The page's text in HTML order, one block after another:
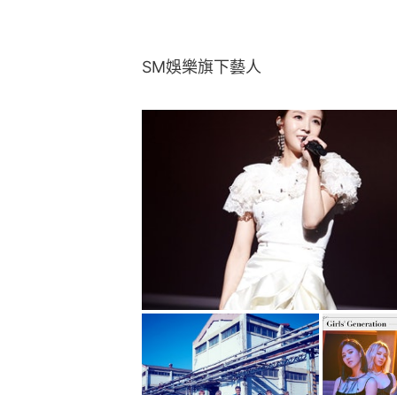
SM娛樂旗下藝人